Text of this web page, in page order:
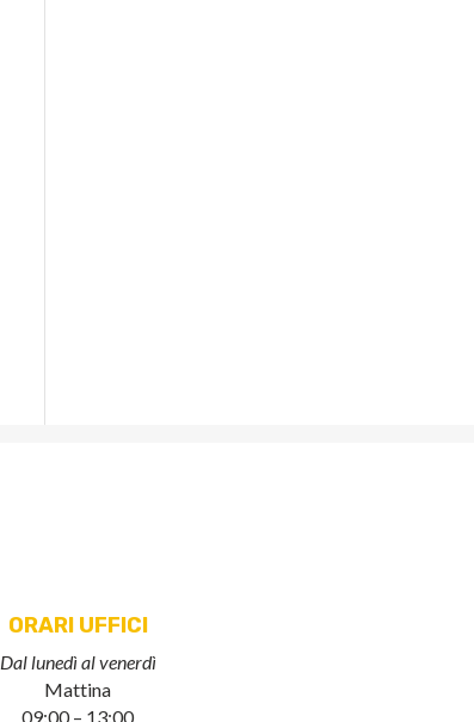
ORARI UFFICI
Dal lunedì al venerdì
Mattina
09:00 – 13:00